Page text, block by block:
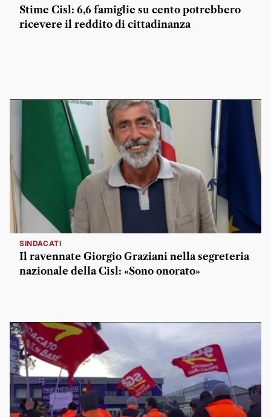
Stime Cisl: 6,6 famiglie su cento potrebbero
ricevere il reddito di cittadinanza
SINDACATI
Il ravennate Giorgio Graziani nella segreteria
nazionale della Cisl: «Sono onorato»